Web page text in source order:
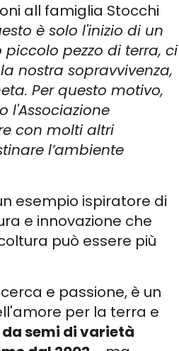
all famiglia Stocchi
è solo l'inizio di un
pezzo di terra, ci
nostra sopravvivenza,
Per questo motivo,
l'Associazione
con molti altri
l’ambiente
esempio ispiratore di
e innovazione che
può essere più
e passione, è un
per la terra e
semi di varietà